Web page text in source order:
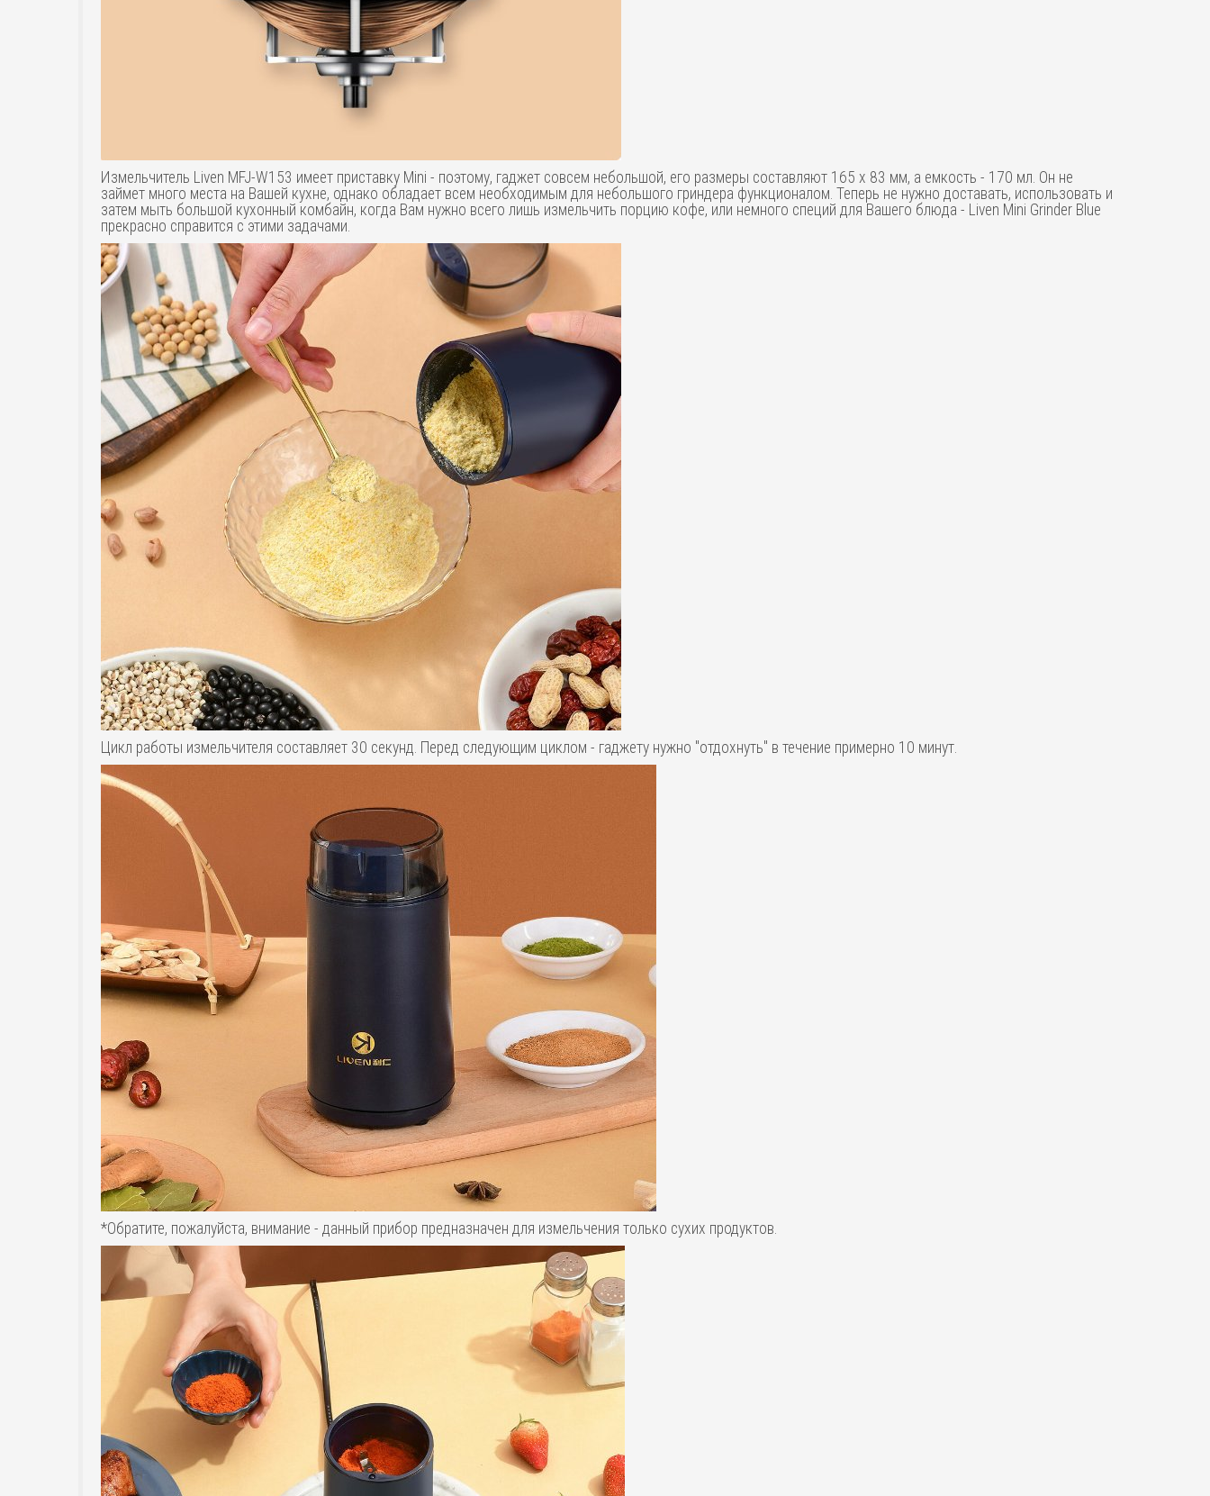
Измельчитель Liven MFJ-W153 имеет приставку Mini - поэтому, гаджет совсем небольшой, его размеры составляют 165 х 83 мм, а емкость - 170 мл. Он не
займет много места на Вашей кухне, однако обладает всем необходимым для небольшого гриндера функционалом. Теперь не нужно доставать, использовать и
затем мыть большой кухонный комбайн, когда Вам нужно всего лишь измельчить порцию кофе, или немного специй для Вашего блюда - Liven Mini Grinder Blue
прекрасно справится с этими задачами.
Цикл работы измельчителя составляет 30 секунд. Перед следующим циклом - гаджету нужно "отдохнуть" в течение примерно 10 минут.
*Обратите, пожалуйста, внимание - данный прибор предназначен для измельчения только сухих продуктов.